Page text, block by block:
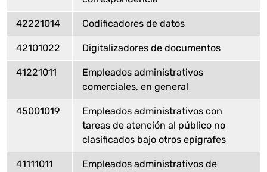
42221014 Codificadores de datos
42101022 Digitalizadores de documentos
41221011
Empleados administrativos
comerciales, en general
45001019
Empleados administrativos con
tareas de atención al público no
clasificados bajo otros epígrafes
41111011
Empleados administrativos de